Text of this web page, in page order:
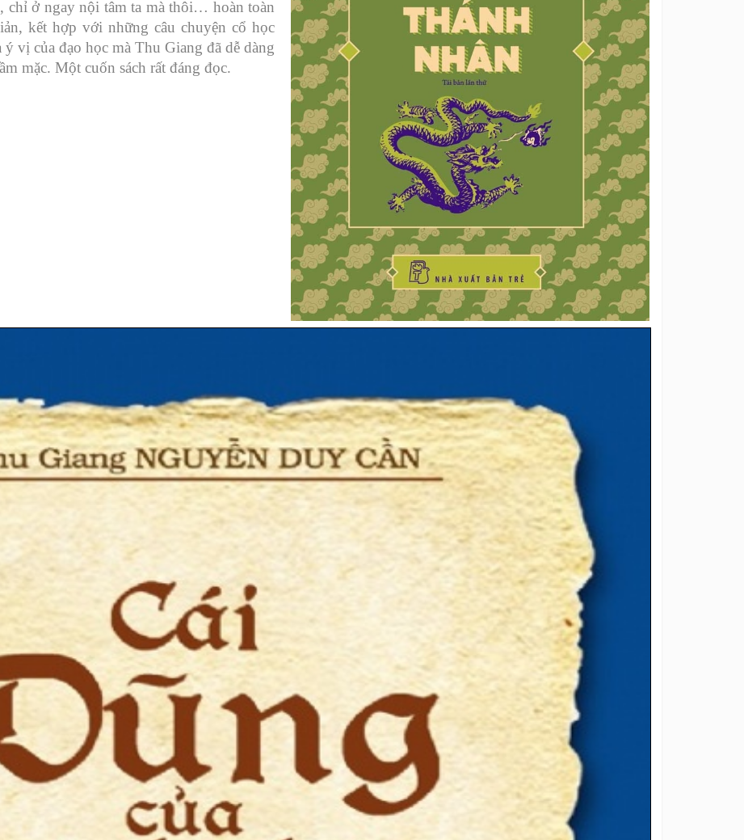
chỉ ở ngay nội tâm ta mà thôi… hoàn toàn
kết hợp với những câu chuyện cổ học
vị của đạo học mà Thu Giang đã dễ dàng
mặc. Một cuốn sách rất đáng đọc.